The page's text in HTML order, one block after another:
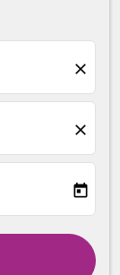
close
close
today